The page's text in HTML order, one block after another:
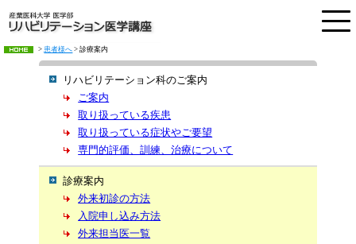
スタッフ紹介
研究プロジェクト
新入医局員募集
> 患者様へ > 診療案内
リハビリテーション科のご案内
ご案内
取り扱っている疾患
取り扱っている症状やご要望
専門的評価、訓練、治療について
診療案内
外来初診の方法
入院申し込み方法
外来担当医一覧